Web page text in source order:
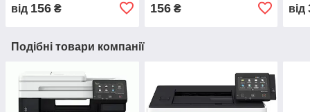
від 156 ₴ 156₴ від
Подібні товари компанії